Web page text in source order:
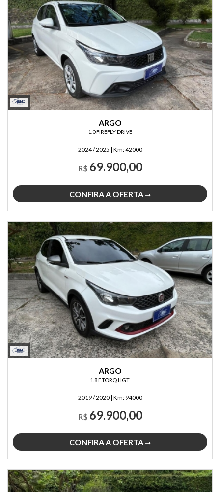
ARGO
1.0 FIREFLY DRIVE
2024 / 2025 | Km:42000
R$ 69.900,00
CONFIRA A OFERTA
ARGO
1.8 E.TORQ HGT
2019 / 2020 | Km: 94000
R$ 69.900,00
CONFIRA A OFERTA